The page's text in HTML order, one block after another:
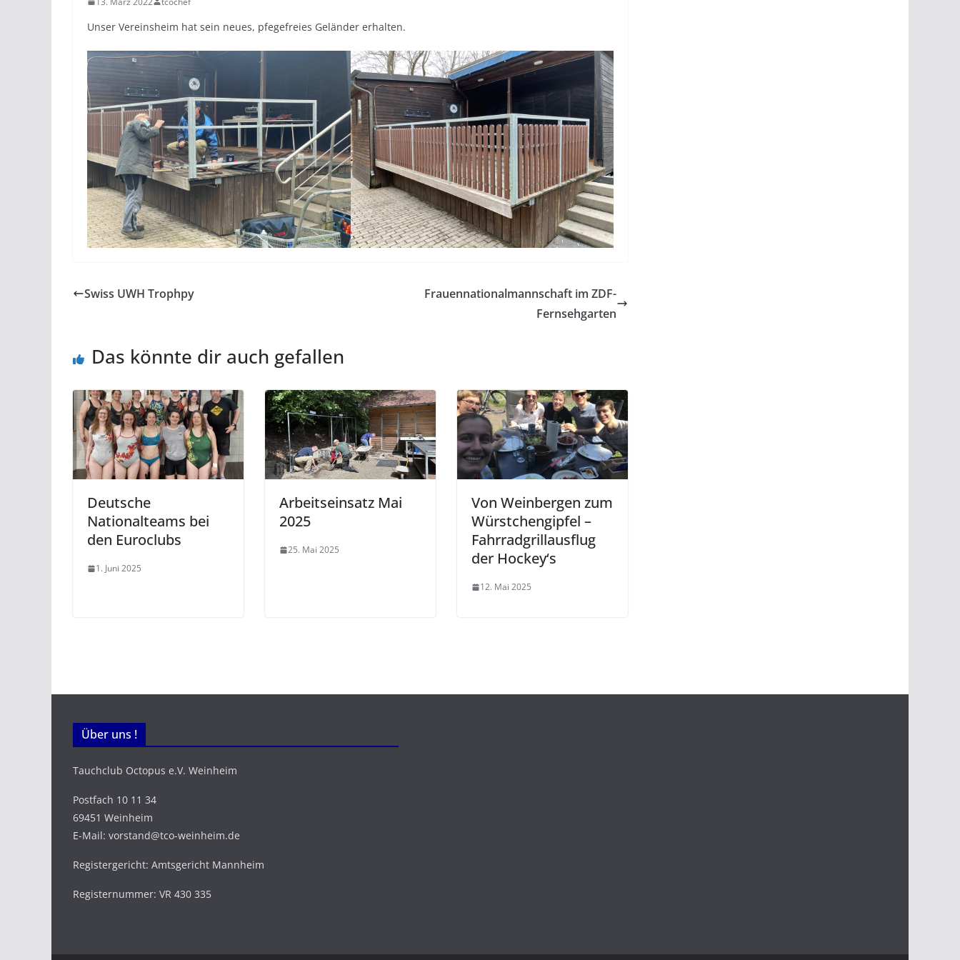
Unser Vereinsheim hat sein neues, pfegefreies Geländer erhalten.
Swiss UWH Trophpy
Frauennationalmannschaft im ZDF-
Fernsehgarten
Das könnte dir auch gefallen
Deutsche
Nationalteams bei
den Euroclubs
1. Juni 2025
Arbeitseinsatz Mai
2025
25. Mai 2025
Von Weinbergen zum
Würstchengipfel –
Fahrradgrillausflug
der Hockey‘s
12. Mai 2025
Über uns !
Tauchclub Octopus e.V. Weinheim
Postfach 10 11 34
69451 Weinheim
E-Mail: vorstand@tco-weinheim.de
Registergericht: Amtsgericht Mannheim
Registernummer: VR 430 335